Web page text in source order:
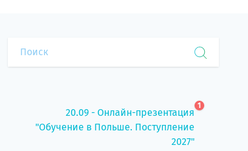
20.09 - Онлайн-презентация
"Обучение в Польше. Поступление
2027"
1